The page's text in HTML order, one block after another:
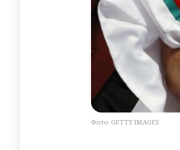
Фото: GETTY IMAGES